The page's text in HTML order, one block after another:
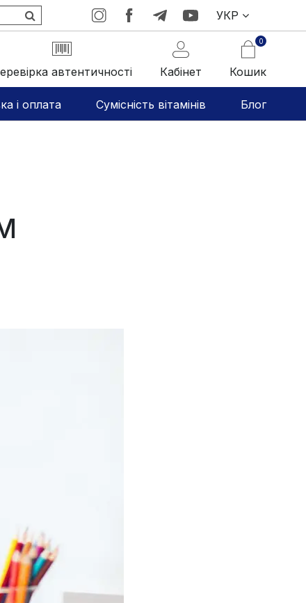
УКР
автентичності Кабінет
0
Кошик
і оплата Сумісність вітамінів Блог